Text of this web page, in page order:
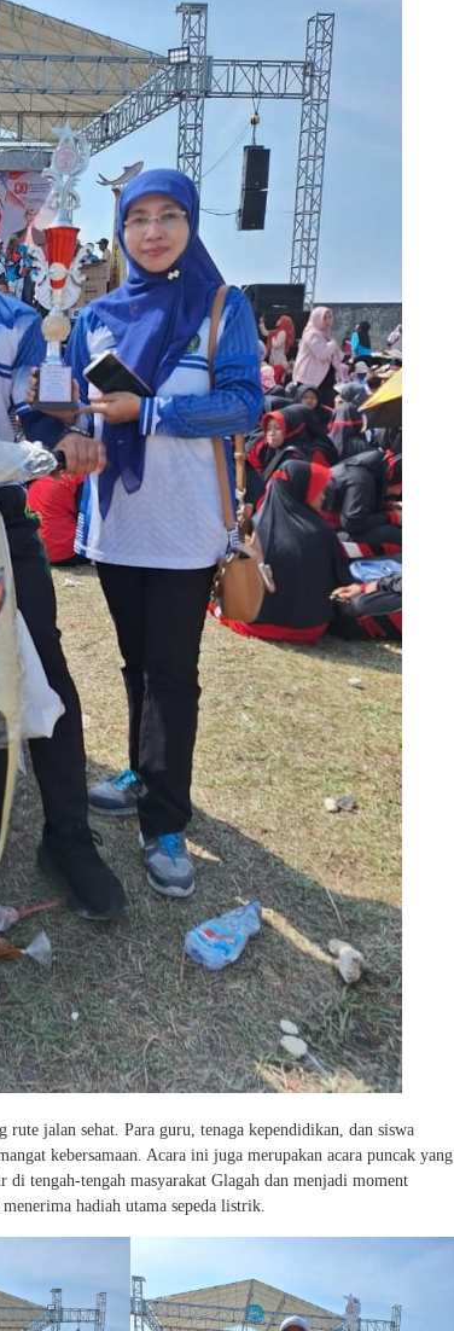
jalan sehat. Para guru, tenaga kependidikan, dan siswa
kebersamaan. Acara ini juga merupakan acara puncak yang
tengah-tengah masyarakat Glagah dan menjadi moment
hadiah utama sepeda listrik.